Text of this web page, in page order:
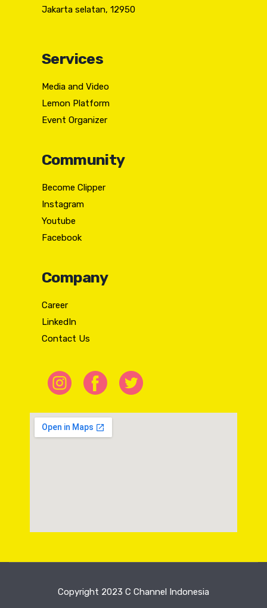
Jakarta selatan, 12950
Services
Media and Video
Lemon Platform
Event Organizer
Community
Become Clipper
Instagram
Youtube
Facebook
Company
Career
LinkedIn
Contact Us
Copyright 2023 C Channel Indonesia